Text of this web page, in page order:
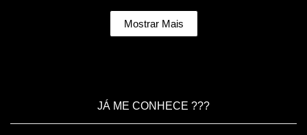
Mostrar Mais
JÁ ME CONHECE ???